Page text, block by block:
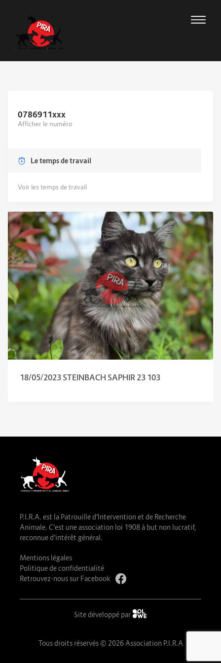
0786911xxx
Afficher le numéro
Le temps de travail
Voir les temps de travail
18/05/2023 STEINBACH SAPHIR 23 103
P.I.R.A. est la Patrouille d’Intervention et de Recherche
Animale. C’est une association loi 1908 à but non lucratif,
reconnue d’intérêt général.
Mentions légales
Politique de confidentialité
Retrouvez-nous sur Facebook
Site développé par
Tous droits réservés © 2026 Association P.I.R.A